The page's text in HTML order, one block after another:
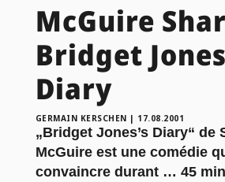
McGuire
Bridget
Diary
GERMAIN KERSCHEN | 17.08.2001
„Bridget Jones’s Diary“ de
McGuire est une comédie
convaincre durant … 45